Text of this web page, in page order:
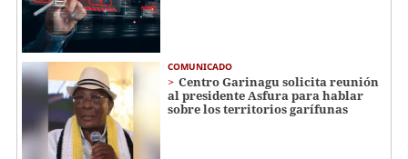
COMUNICADO
Centro Garinagu solicita reunión
al presidente Asfura para hablar
sobre los territorios garífunas